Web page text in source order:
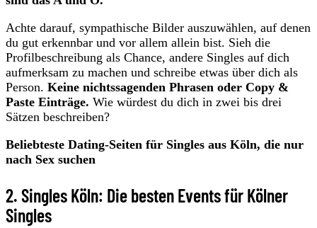
Achte darauf, sympathische Bilder auszuwählen, auf denen
du gut erkennbar und vor allem allein bist. Sieh die
Profilbeschreibung als Chance, andere Singles auf dich
aufmerksam zu machen und schreibe etwas über dich als
Person. Keine nichtssagenden Phrasen oder Copy &
Paste Einträge. Wie würdest du dich in zwei bis drei
Sätzen beschreiben?
Beliebteste Dating-Seiten für Singles aus Köln, die nur
nach Sex suchen
2. Singles Köln: Die besten Events für Kölner
Singles